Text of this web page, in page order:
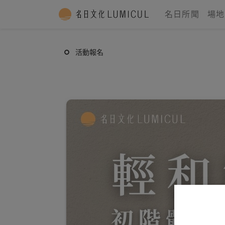
名日所聞 場
活動報名